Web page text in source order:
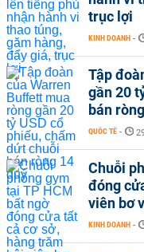
trục lợi
KINH DOANH -
Tập
gần 20
bán
QUỐC TẾ -
Chuỗi
đóng
viên bơ
KINH DOANH -